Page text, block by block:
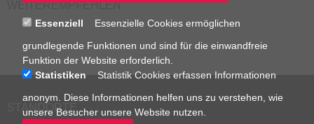
WEITEREMPFEHLEN
STANDORTE
Essenziell
Essenzielle Cookies ermöglichen
grundlegende Funktionen und sind für die einwandfreie
Funktion der Website erforderlich.
Statistiken
Statistik Cookies erfassen Informationen
anonym. Diese Informationen helfen uns zu verstehen, wie
unsere Besucher unsere Website nutzen.